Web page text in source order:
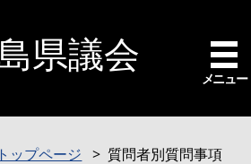
県議会
メニュー
ップページ
質問者別質問事項